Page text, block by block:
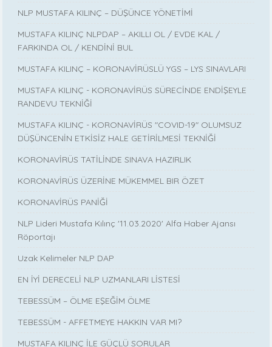
NLP MUSTAFA KILINÇ – DÜŞÜNCE YÖNETİMİ
MUSTAFA KILINÇ NLPDAP – AKILLI OL / EVDE KAL /
FARKINDA OL / KENDİNİ BUL
MUSTAFA KILINÇ – KORONAVİRÜSLÜ YGS – LYS SINAVLARI
MUSTAFA KILINÇ - KORONAVİRÜS SÜRECİNDE ENDİŞEYLE
RANDEVU TEKNİĞİ
MUSTAFA KILINÇ - KORONAVİRÜS "COVID-19" OLUMSUZ
DÜŞÜNCENİN ETKİSİZ HALE GETİRİLMESİ TEKNİĞİ
KORONAVİRÜS TATİLİNDE SINAVA HAZIRLIK
KORONAVİRÜS ÜZERİNE MÜKEMMEL BIR ÖZET
KORONAVİRÜS PANİĞİ
NLP Lideri Mustafa Kılınç '11.03.2020' Alfa Haber Ajansı
Röportajı
Uzak Kelimeler NLP DAP
EN İYİ DERECELİ NLP UZMANLARI LİSTESİ
TEBESSÜM – ÖLME EŞEĞİM ÖLME
TEBESSÜM - AFFETMEYE HAKKIN VAR MI?
MUSTAFA KILINÇ İLE GÜÇLÜ SORULAR